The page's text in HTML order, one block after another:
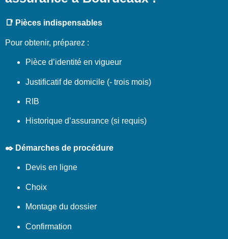
📑 Pièces indispensables
Pour obtenir, préparez :
Pièce d’identité en vigueur
Justificatif de domicile (- trois mois)
RIB
Historique d’assurance (si requis)
✒️ Démarches de procédure
Devis en ligne
Choix
Montage du dossier
Confirmation